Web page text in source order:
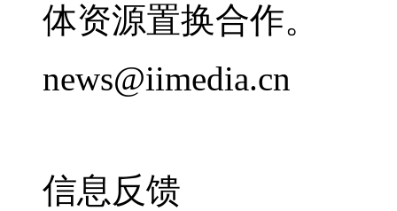
体资源置换合作。
news@iimedia.cn
信息反馈